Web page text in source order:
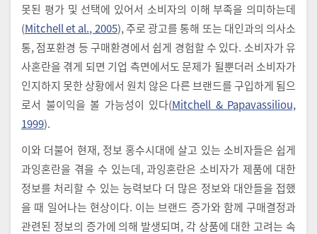
못된 평가 및 선택에 있어서 소비자의 이해 부족을 의미하는데
(Mitchell et al., 2005), 주로 광고를 통해 또는 대인과의 의사소
통, 점포환경 등 구매환경에서 쉽게 경험할 수 있다. 소비자가 유
사혼란을 겪게 되면 기업 측면에서도 문제가 될뿐더러 소비자가
인지하지 못한 상황에서 원치 않은 다른 브랜드를 구입하게 됨으
로서 불이익을 볼 가능성이 있다(Mitchell & Papavassiliou,
1999).
이와 더불어 현재, 정보 홍수시대에 살고 있는 소비자들은 쉽게
과잉혼란을 겪을 수 있는데, 과잉혼란은 소비자가 제품에 대한
정보를 처리할 수 있는 능력보다 더 많은 정보와 대안들을 접했
을 때 일어나는 현상이다. 이는 브랜드 증가와 함께 구매결정과
관련된 정보의 증가에 의해 발생되며, 각 상품에 대한 고려는 속